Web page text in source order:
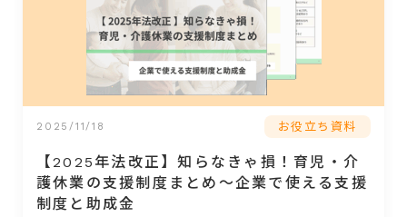
2025/11/18 お役立ち資料
【2025年法改正】知らなきゃ損！育児・介
護休業の支援制度まとめ～企業で使える支援
制度と助成金